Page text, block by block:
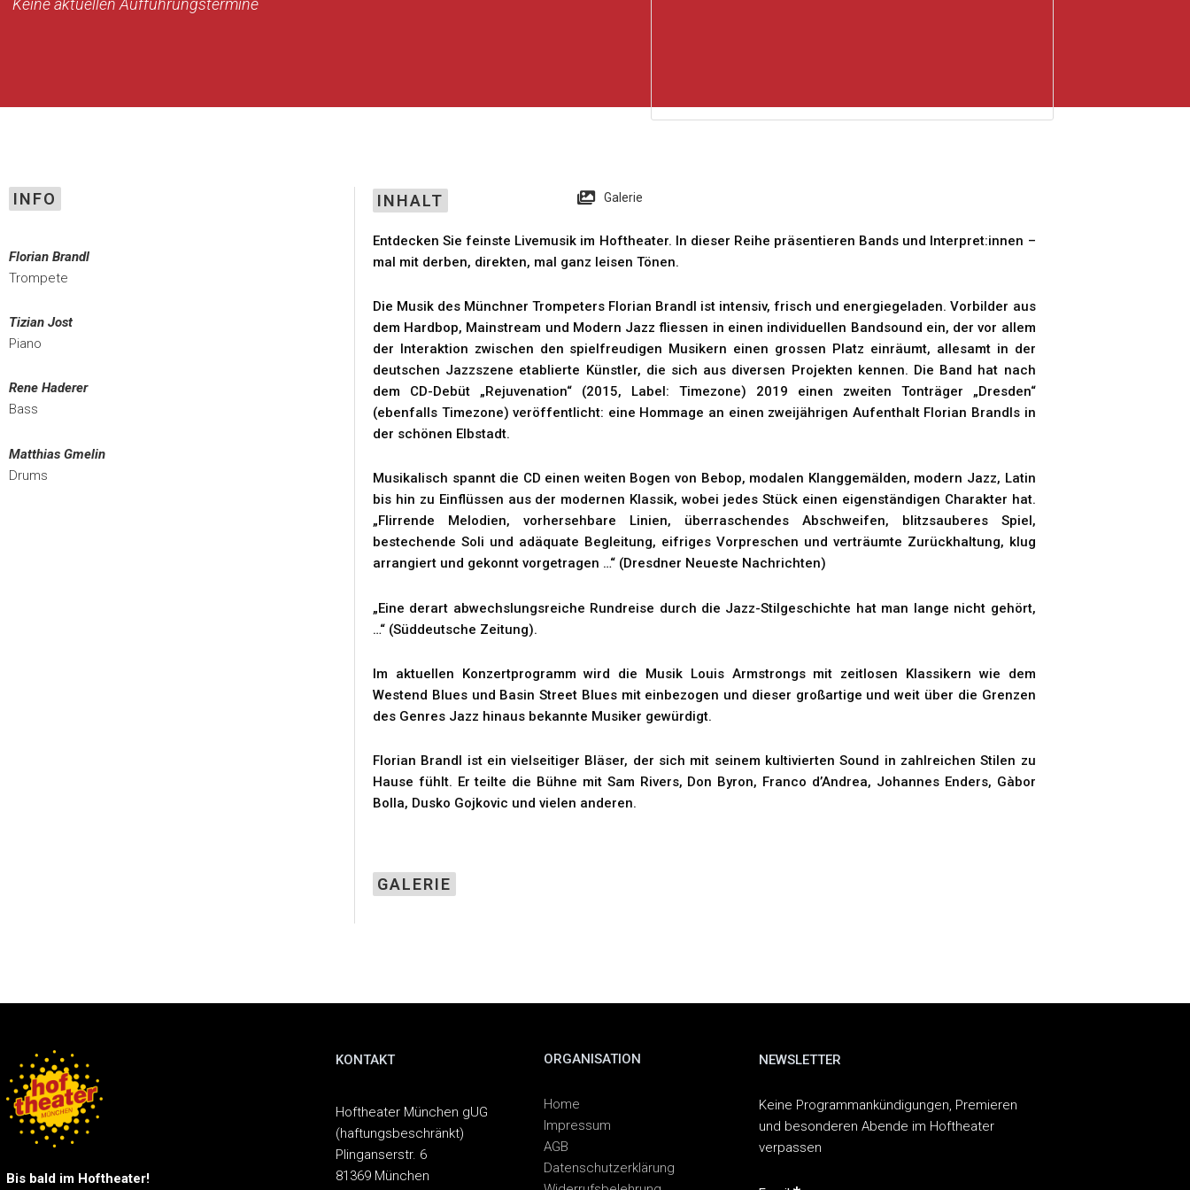
Keine aktuellen Aufführungstermine
INFO
Florian Brandl
Trompete
Tizian Jost
Piano
Rene Haderer
Bass
Matthias Gmelin
Drums
INHALT Galerie
Entdecken Sie feinste Livemusik im Hoftheater. In dieser Reihe präsentieren Bands und Interpret:innen –
mal mit derben, direkten, mal ganz leisen Tönen.
Die Musik des Münchner Trompeters Florian Brandl ist intensiv, frisch und energiegeladen. Vorbilder aus
dem Hardbop, Mainstream und Modern Jazz fliessen in einen individuellen Bandsound ein, der vor allem
der Interaktion zwischen den spielfreudigen Musikern einen grossen Platz einräumt, allesamt in der
deutschen Jazzszene etablierte Künstler, die sich aus diversen Projekten kennen. Die Band hat nach
dem CD-Debüt „Rejuvenation“ (2015, Label: Timezone) 2019 einen zweiten Tonträger „Dresden“
(ebenfalls Timezone) veröffentlicht: eine Hommage an einen zweijährigen Aufenthalt Florian Brandls in
der schönen Elbstadt.
Musikalisch spannt die CD einen weiten Bogen von Bebop, modalen Klanggemälden, modern Jazz, Latin
bis hin zu Einflüssen aus der modernen Klassik, wobei jedes Stück einen eigenständigen Charakter hat.
„Flirrende Melodien, vorhersehbare Linien, überraschendes Abschweifen, blitzsauberes Spiel,
bestechende Soli und adäquate Begleitung, eifriges Vorpreschen und verträumte Zurückhaltung, klug
arrangiert und gekonnt vorgetragen …“ (Dresdner Neueste Nachrichten)
„Eine derart abwechslungsreiche Rundreise durch die Jazz-Stilgeschichte hat man lange nicht gehört,
…“ (Süddeutsche Zeitung).
Im aktuellen Konzertprogramm wird die Musik Louis Armstrongs mit zeitlosen Klassikern wie dem
Westend Blues und Basin Street Blues mit einbezogen und dieser großartige und weit über die Grenzen
des Genres Jazz hinaus bekannte Musiker gewürdigt.
Florian Brandl ist ein vielseitiger Bläser, der sich mit seinem kultivierten Sound in zahlreichen Stilen zu
Hause fühlt. Er teilte die Bühne mit Sam Rivers, Don Byron, Franco d’Andrea, Johannes Enders, Gàbor
Bolla, Dusko Gojkovic und vielen anderen.
GALERIE
Bis bald im Hoftheater!
KONTAKT
Hoftheater München gUG
(haftungsbeschränkt)
Plinganserstr. 6
81369 München
ORGANISATION
Home
Impressum
AGB
Datenschutzerklärung
NEWSLETTER
Keine Programmankündigungen, Premieren
und besonderen Abende im Hoftheater
verpassen